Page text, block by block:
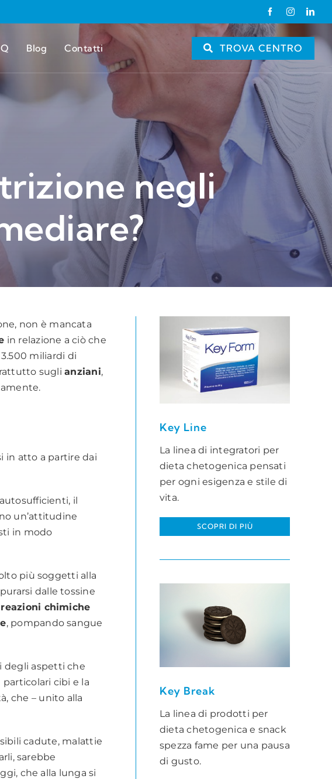
Blog Contatti TROVA CENTRO
negli
non è mancata
in relazione a ciò che
miliardi di
suglianziani,
in atto a partire dai
il
un’attitudine
in modo
più soggetti alla
dalle tossine
reazioni chimiche
, pompando sangue
degli aspetti che
cibi e la
che – unito alla
cadute, malattie
sarebbe
che alla lunga si
Key Line
La linea di integratori per
dieta chetogenica pensati
per ogni esigenza e stile di
vita.
SCOPRI DI PIÙ
Key Break
La linea di prodotti per
dieta chetogenica e snack
spezza fame per una pausa
di gusto.